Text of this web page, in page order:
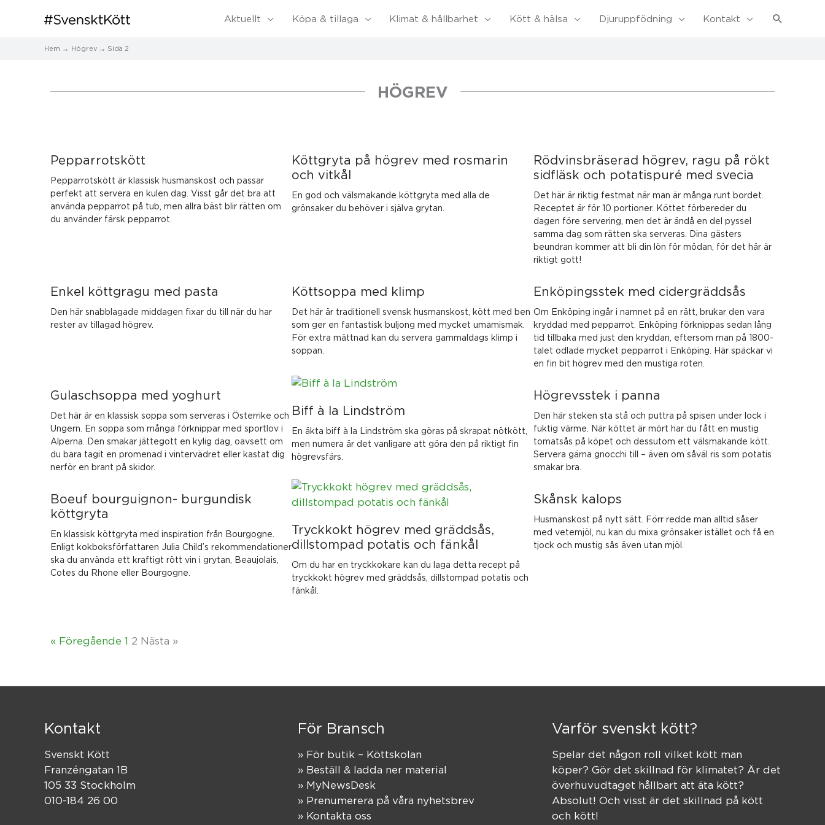
Aktuellt Köpa & tillaga Klimat & hållbarhet Kött & hälsa Djuruppfödning Kontakt Sök
Hem Högrev Sida 2
HÖGREV
Pepparrotskött
Pepparrotskött är klassisk husmanskost och passar
perfekt att servera en kulen dag. Visst går det bra att
använda pepparrot på tub, men allra bäst blir rätten om
du använder färsk pepparrot.
Köttgryta på högrev med rosmarin
och vitkål
En god och välsmakande köttgryta med alla de
grönsaker du behöver i själva grytan.
Rödvinsbräserad högrev, ragu på rökt
sidfläsk och potatispuré med svecia
Det här är riktig festmat när man är många runt bordet.
Receptet är för 10 portioner. Köttet förbereder du
dagen före servering, men det är ändå en del pyssel
samma dag som rätten ska serveras. Dina gästers
beundran kommer att bli din lön för mödan, för det här är
riktigt gott!
Enkel köttgragu med pasta
Den här snabblagade middagen fixar du till när du har
rester av tillagad högrev.
Köttsoppa med klimp
Det här är traditionell svensk husmanskost, kött med ben
som ger en fantastisk buljong med mycket umamismak.
För extra mättnad kan du servera gammaldags klimp i
soppan.
Enköpingsstek med cidergräddsås
Om Enköping ingår i namnet på en rätt, brukar den vara
kryddad med pepparrot. Enköping förknippas sedan lång
tid tillbaka med just den kryddan, eftersom man på 1800-
talet odlade mycket pepparrot i Enköping. Här späckar vi
en fin bit högrev med den mustiga roten.
Gulaschsoppa med yoghurt
Det här är en klassisk soppa som serveras i Österrike och
Ungern. En soppa som många förknippar med sportlov i
Alperna. Den smakar jättegott en kylig dag, oavsett om
du bara tagit en promenad i vintervädret eller kastat dig
nerför en brant på skidor.
Biff à la Lindström
En äkta biff à la Lindström ska göras på skrapat nötkött,
men numera är det vanligare att göra den på riktigt fin
högrevsfärs.
Högrevsstek i panna
Den här steken sta stå och puttra på spisen under lock i
fuktig värme. När köttet är mört har du fått en mustig
tomatsås på köpet och dessutom ett välsmakande kött.
Servera gärna gnocchi till – även om såväl ris som potatis
smakar bra.
Boeuf bourguignon- burgundisk
köttgryta
En klassisk köttgryta med inspiration från Bourgogne.
Enligt kokboksförfattaren Julia Child’s rekommendationer
ska du använda ett kraftigt rött vin i grytan, Beaujolais,
Cotes du Rhone eller Bourgogne.
Tryckkokt högrev med gräddsås,
dillstompad potatis och fänkål
Om du har en tryckkokare kan du laga detta recept på
tryckkokt högrev med gräddsås, dillstompad potatis och
fänkål.
Skånsk kalops
Husmanskost på nytt sätt. Förr redde man alltid såser
med vetemjöl, nu kan du mixa grönsaker istället och få en
tjock och mustig sås även utan mjöl.
« Föregående 1 2 Nästa »
Kontakt
Svenskt Kött
Franzéngatan 1B
105 33 Stockholm
010-184 26 00
För Bransch
» För butik – Köttskolan
» Beställ & ladda ner material
» MyNewsDesk
» Prenumerera på våra nyhetsbrev
» Kontakta oss
Varför svenskt kött?
Spelar det någon roll vilket kött man
köper? Gör det skillnad för klimatet? Är det
överhuvudtaget hållbart att äta kött?
Absolut! Och visst är det skillnad på kött
och kött!